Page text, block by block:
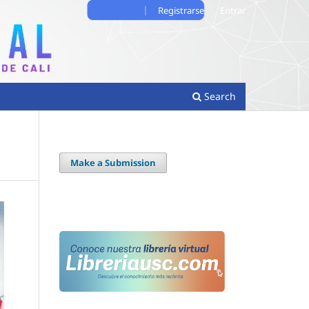
Search
Registrarse
Make a Submission